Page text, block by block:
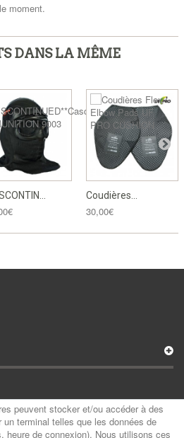
moment.
DANS LA MÊME
Coudières...
30,00€
peuvent stocker et/ou accéder à des
terminal telles que les données de
heure de connexion). Nous utilisons ces